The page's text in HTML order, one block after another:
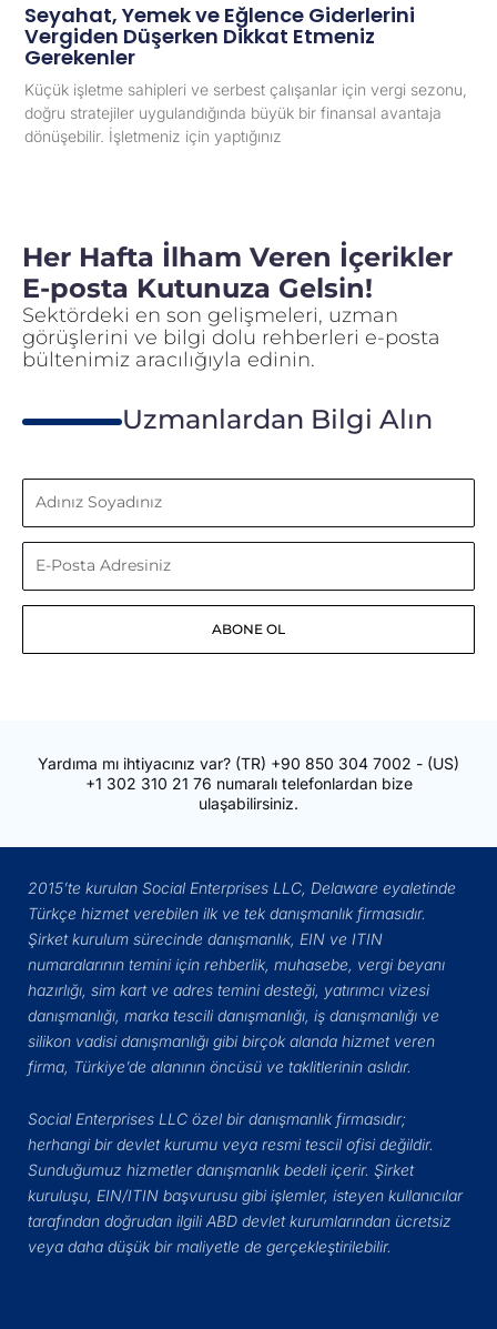
Seyahat, Yemek ve Eğlence Giderlerini
Vergiden Düşerken Dikkat Etmeniz
Gerekenler
Küçük işletme sahipleri ve serbest çalışanlar için vergi sezonu,
doğru stratejiler uygulandığında büyük bir finansal avantaja
dönüşebilir. İşletmeniz için yaptığınız
Her Hafta İlham Veren İçerikler
E-posta Kutunuza Gelsin!
Sektördeki en son gelişmeleri, uzman
görüşlerini ve bilgi dolu rehberleri e-posta
bültenimiz aracılığıyla edinin.
Uzmanlardan Bilgi Alın
Adınız
Soyadınız
E-
Posta
ABONE OL
Yardıma mı ihtiyacınız var? (TR) +90 850 304 7002 - (US)
+1 302 310 21 76 numaralı telefonlardan bize
ulaşabilirsiniz.
2015’te kurulan Social Enterprises LLC, Delaware eyaletinde
Türkçe hizmet verebilen ilk ve tek danışmanlık firmasıdır.
Şirket kurulum sürecinde danışmanlık, EIN ve ITIN
numaralarının temini için rehberlik, muhasebe, vergi beyanı
hazırlığı, sim kart ve adres temini desteği, yatırımcı vizesi
danışmanlığı, marka tescili danışmanlığı, iş danışmanlığı ve
silikon vadisi danışmanlığı gibi birçok alanda hizmet veren
firma, Türkiye’de alanının öncüsü ve taklitlerinin aslıdır.
Social Enterprises LLC özel bir danışmanlık firmasıdır;
herhangi bir devlet kurumu veya resmi tescil ofisi değildir.
Sunduğumuz hizmetler danışmanlık bedeli içerir. Şirket
kuruluşu, EIN/ITIN başvurusu gibi işlemler, isteyen kullanıcılar
tarafından doğrudan ilgili ABD devlet kurumlarından ücretsiz
veya daha düşük bir maliyetle de gerçekleştirilebilir.